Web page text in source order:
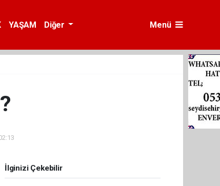
YAŞAM Diğer Menü
İlginizi Çekebilir